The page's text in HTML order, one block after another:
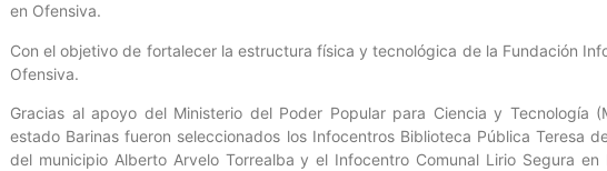
en Ofensiva.
Con el objetivo de fortalecer la estructura física y tecnológica de la Fundación
Ofensiva.
Gracias al apoyo del Ministerio del Poder Popular para Ciencia y Tecnología
estado Barinas fueron seleccionados los Infocentros Biblioteca Pública Teresa
del municipio Alberto Arvelo Torrealba y el Infocentro Comunal Lirio Segura